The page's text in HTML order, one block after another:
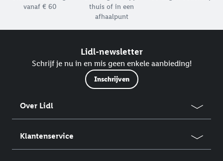
vanaf € 60
thuis of in een
afhaalpunt
Lidl-newsletter
Schrijf je nu in en mis geen enkele aanbieding!
Inschrijven
Over Lidl
Klantenservice